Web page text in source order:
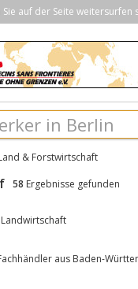
auf der Seite weitersurfen
& Forstwirtschaft
58 Ergebnisse gefunden
aus Baden-